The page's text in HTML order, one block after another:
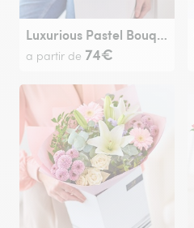
Luxurious Pastel Bouquet.
a partir de 74€